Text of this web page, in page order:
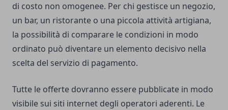
di costo non omogenee. Per chi gestisce un negozio,
un bar, un ristorante o una piccola attività artigiana,
la possibilità di comparare le condizioni in modo
ordinato può diventare un elemento decisivo nella
scelta del servizio di pagamento.
Tutte le offerte dovranno essere pubblicate in modo
visibile sui siti internet degli operatori aderenti. Le